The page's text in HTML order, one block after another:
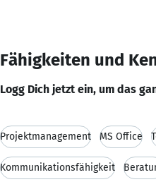
Fähigkeiten und
Logg Dich jetzt ein, um das
Projektmanagement MS Office
Kommunikationsfähigkeit